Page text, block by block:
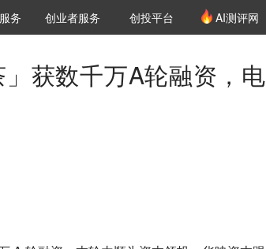
机构库
位推介
务 创投氪堂
创业者服务 创投平台 AI测评网
获数千万A轮融资，电